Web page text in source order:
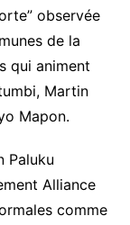
observée
de la
qui animent
Martin
Mapon.
Paluku
Alliance
comme